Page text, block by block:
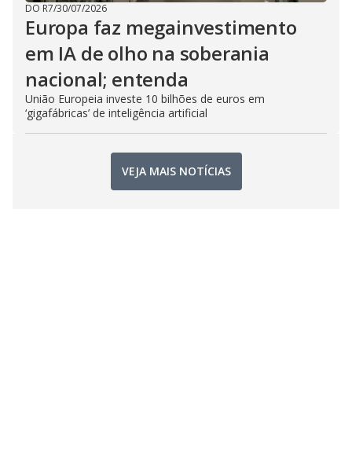
DO R7/30/07/2026
Europa faz megainvestimento
em IA de olho na soberania
nacional; entenda
União Europeia investe 10 bilhões de euros em
‘gigafábricas’ de inteligência artificial
VEJA MAIS NOTÍCIAS